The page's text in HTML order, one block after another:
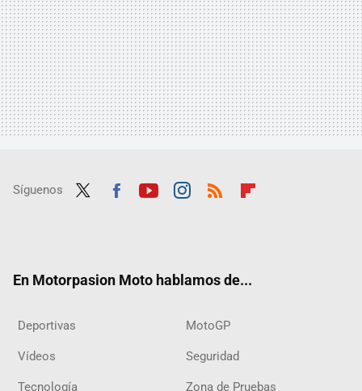
Síguenos
En Motorpasion Moto hablamos de...
Deportivas MotoGP
Vídeos Seguridad
Tecnología Zona de Pruebas